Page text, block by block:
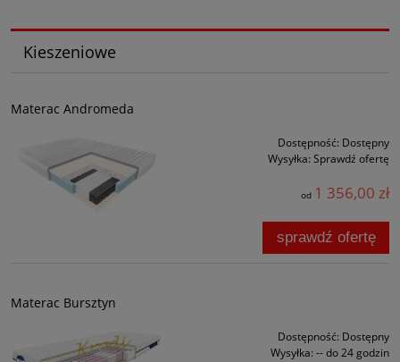
Kieszeniowe
Materac Andromeda
Dostępność: Dostępny
Wysyłka: Sprawdź ofertę
od 1 356,00 zł
sprawdź ofertę
Materac Bursztyn
Dostępność: Dostępny
Wysyłka: -- do 24 godzin